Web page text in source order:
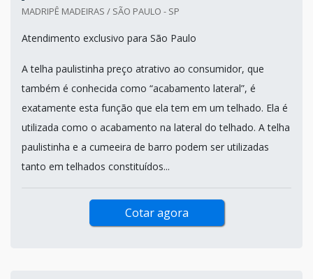
MADRIPÊ MADEIRAS / SÃO PAULO - SP
Atendimento exclusivo para São Paulo
A telha paulistinha preço atrativo ao consumidor, que
também é conhecida como “acabamento lateral”, é
exatamente esta função que ela tem em um telhado. Ela é
utilizada como o acabamento na lateral do telhado. A telha
paulistinha e a cumeeira de barro podem ser utilizadas
tanto em telhados constituídos...
Cotar agora